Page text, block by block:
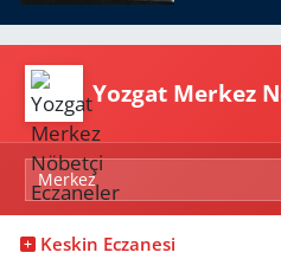
Yozgat Merkez
Keskin Eczanesi